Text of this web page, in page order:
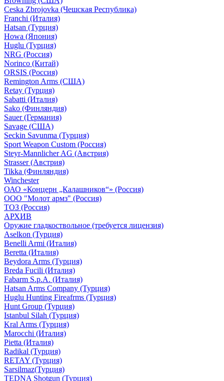
Ceska Zbrojovka (Чешская Республика)
Franchi (Италия)
Hatsan (Турция)
Howa (Япония)
Huglu (Турция)
NRG (Россия)
Norinco (Китай)
ORSIS (Россия)
Remington Arms (США)
Retay (Турция)
Sabatti (Италия)
Sako (Финляндия)
Sauer (Германия)
Savage (США)
Seckin Savunma (Турция)
Sport Weapon Custom (Россия)
Steyr-Mannlicher AG (Австрия)
Strasser (Австрия)
Tikka (Финляндия)
Winchester
ОАО «Концерн „Калашников“» (Россия)
ООО "Молот армз" (Россия)
ТОЗ (Россия)
АРХИВ
Оружие гладкоствольное (требуется лицензия)
Aselkon (Турция)
Benelli Armi (Италия)
Beretta (Италия)
Beydora Arms (Турция)
Breda Fucili (Италия)
Fabarm S.p.A. (Италия)
Hatsan Arms Company (Турция)
Huglu Hunting Fireafrms (Турция)
Hunt Group (Турция)
Istanbul Silah (Турция)
Kral Arms (Турция)
Marocchi (Италия)
Pietta (Италия)
Radikal (Турция)
RETAY (Турция)
Sarsilmaz(Турция)
TEDNA Shotgun (Турция)